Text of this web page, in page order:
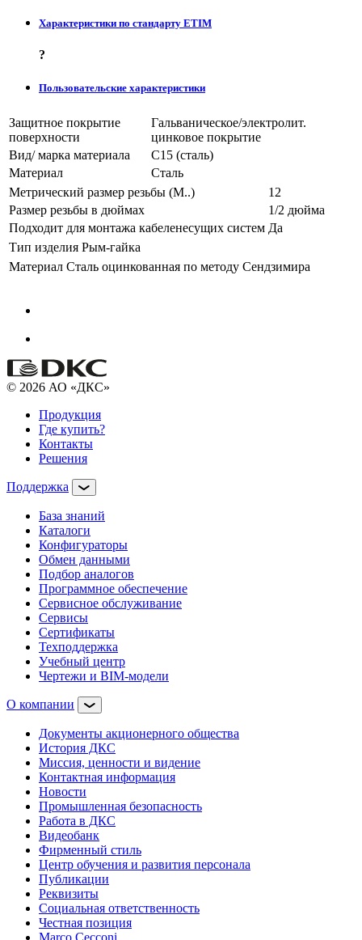
Характеристики по стандарту ETIM
?
Пользовательские характеристики
Защитное покрытие
поверхности
Гальваническое/электролит.
цинковое покрытие
Вид/ марка материала
С15 (сталь)
Материал
Сталь
Метрический размер резьбы (М..)
12
Размер резьбы в дюймах
1/2 дюйма
Подходит для монтажа кабеленесущих систем Да
Тип изделия Рым-гайка
Материал Сталь оцинкованная по методу Сендзимира
© 2026 АО «ДКС»
Продукция
Где купить?
Контакты
Решения
Поддержка
База знаний
Каталоги
Конфигураторы
Обмен данными
Подбор аналогов
Программное обеспечение
Сервисное обслуживание
Сервисы
Сертификаты
Техподдержка
Учебный центр
Чертежи и BIM-модели
О компании
Документы акционерного общества
История ДКС
Миссия, ценности и видение
Контактная информация
Новости
Промышленная безопасность
Работа в ДКС
Видеобанк
Фирменный стиль
Центр обучения и развития персонала
Публикации
Реквизиты
Социальная ответственность
Честная позиция
Marco Cecconi